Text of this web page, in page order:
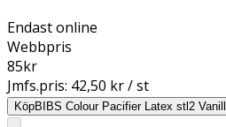
Endast online
Webbpris
85kr
Jmfs.pris: 42,50 kr / st
KöpBIBS Colour Pacifier Latex stl2